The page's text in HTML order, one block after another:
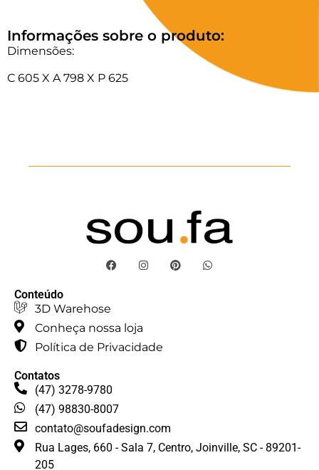
Informações sobre o produto:
Dimensões:
C 605 X A 798 X P 625
Conteúdo
3D Warehose
Conheça nossa loja
Política de Privacidade
Contatos
(47) 3278-9780
(47) 98830-8007
contato@soufadesign.com
Rua Lages, 660 - Sala 7, Centro, Joinville, SC - 89201-
205